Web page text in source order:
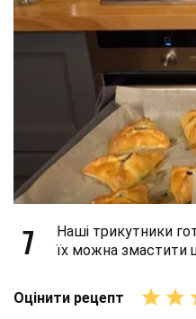
7
Наші трикутники
їх можна
Оцінити рецепт